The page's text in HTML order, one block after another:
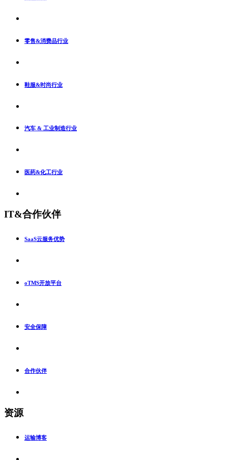
零售&消费品行业
鞋服&时尚行业
汽车 & 工业制造行业
医药&化工行业
IT&合作伙伴
SaaS云服务优势
oTMS开放平台
安全保障
合作伙伴
资源
运输博客